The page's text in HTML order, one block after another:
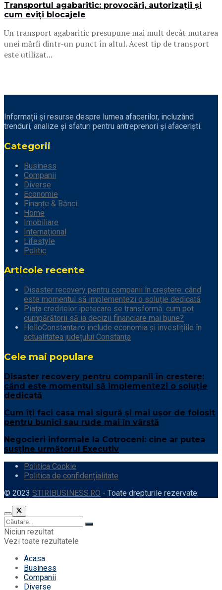
Transportul agabaritic: provocări, autorizații și
cum eviți blocajele
Un transport agabaritic presupune mai mult decât mutarea
unei mărfi dintr-un punct în altul. Acest tip de transport
este utilizat...
Informații și resurse despre lumea afacerilor, incluzând
trenduri, analize și sfaturi pentru antreprenori și afaceriști.
Categorii
Business
Companii
Diverse
Economie
Finanțe & Bănci
Home
Imobiliare
Internațional
Lifestyle
Politic
Articole recente
Disaster recovery pentru companii în creștere: când
este momentul să implementezi o soluție dedicată
Piața creditelor ipotecare se transformă: cum pot
cumpărătorii să ia decizii financiare mai bune?
HelloConstanta.ro include economia și investițiile în
actualitatea județului Constanța
Cele mai populare
Disaster recovery pentru companii în creștere:
când este momentul să implementezi o soluție
dedicată
Cum îți faci casa mai sigură și mai ușor de folosit
pentru bunici sau rude mai în vârstă
Negocieri informale la Cotroceni: cine ar putea
susține următorul Executiv
Politica Cookie
Politica de confidențialitate
© 2023 STIRIBUSINESS.RO - Toate drepturile rezervate.
Niciun rezultat
Vezi toate rezultatele
Acasa
Business
Companii
Diverse